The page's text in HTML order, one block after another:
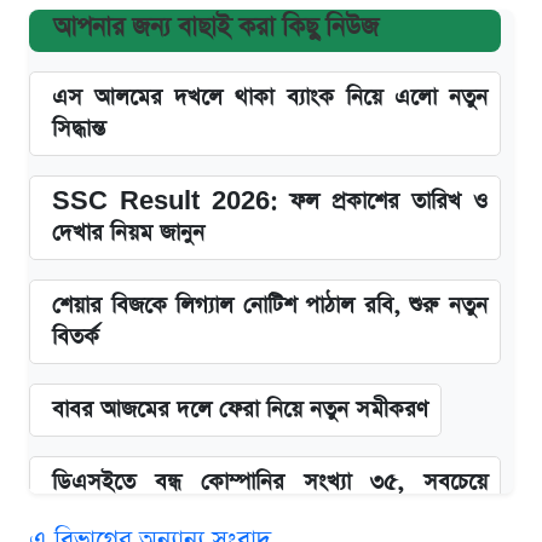
আপনার জন্য বাছাই করা কিছু নিউজ
এস আলমের দখলে থাকা ব্যাংক নিয়ে এলো নতুন
সিদ্ধান্ত
SSC Result 2026: ফল প্রকাশের তারিখ ও
দেখার নিয়ম জানুন
শেয়ার বিজকে লিগ্যাল নোটিশ পাঠাল রবি, শুরু নতুন
বিতর্ক
বাবর আজমের দলে ফেরা নিয়ে নতুন সমীকরণ
ডিএসইতে বন্ধ কোম্পানির সংখ্যা ৩৫, সবচেয়ে